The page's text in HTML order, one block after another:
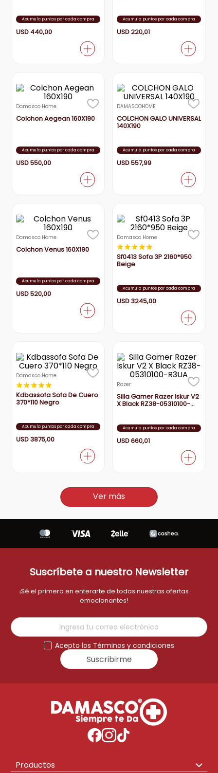
Acumula puntos por cada compra
USD 440,00
Acumula puntos por cada compra
USD220,01
Damasco Home
Colchon Aegean 160X190
Acumula puntos por cada compra
USD550,00
DAMASCOHOME
COLCHON GALO UNIVERSAL
140X190
Acumula puntos por cada compra
USD557,99
Damasco Home
Colchon Venus 160X190
Acumula puntos por cada compra
USD520,00
★★★★★
Damasco Home
Sf0413 Sofa 3P 2160*950
Beige
Acumula puntos por cada compra
USD3245,00
★★★★★
Damasco Home
Kdbassofa Sofa De Cuero
370*110 Negro
Acumula puntos por cada compra
USD3875,00
Razer
Silla Gamer Razer Iskur V2
X Black RZ38-05310100-
Acumula puntos por cada compra
USD660,01
Ver más
Suscríbete a nuestro Newsletter
¡Sé el primero en enterarte de todas nuestras ofertas
emocionantes!
Acepto los Términos y condiciones
Suscribirme
Productos